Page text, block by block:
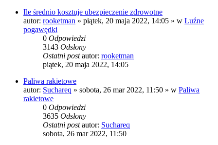
Ile średnio kosztuje ubezpieczenie zdrowotne
autor: rooketman » piątek, 20 maja 2022, 14:05 » w Luźne
pogawędki
0 Odpowiedzi
3143 Odsłony
Ostatni postautor: rooketman
piątek, 20 maja 2022, 14:05
Paliwa rakietowe
autor: Suchareq » sobota, 26 mar 2022, 11:50 » w Paliwa
rakietowe
0 Odpowiedzi
3635 Odsłony
Ostatni postautor: Suchareq
sobota, 26 mar 2022, 11:50